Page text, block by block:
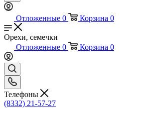
Отложенные 0 Корзина 0
Орехи, семечки
Отложенные 0 Корзина 0
Телефоны
(8332) 21-57-27